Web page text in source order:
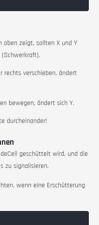
oben zeigt, sollten X und Y
rechts verschieben, ändert
bewegen, ändert sich Y.
durcheinander!
geschüttelt wird, und die
zu signalisieren.
wenn eine Erschütterung